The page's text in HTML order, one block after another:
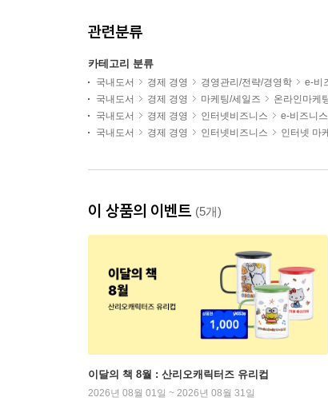
관련분류
카테고리 분류
국내도서 경제 경영 경영관리/전략/경영학
e-비
국내도서
경제 경영 마케팅/세일즈
온라인마케
국내도서
경제 경영 인터넷비즈니스
e-비즈니스
국내도서
경제 경영 인터넷비즈니스 인터넷 마
이 상품의 이벤트 (5개)
이달의 책 8월 : 산리오캐릭터즈 유리컵
2026년 08월 01일 ~ 2026년 08월 31일